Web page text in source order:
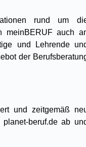
rund um
meinBERUF auch
und Lehrende
der
und zeitgemäß
beruf.de ab